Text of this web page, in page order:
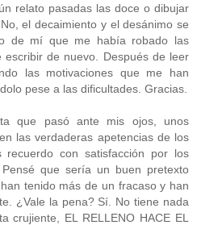
relato pasadas las doce o dibujar
el decaimiento y el desánimo se
de mí que me había robado las
de nuevo. Después de leer
las motivaciones que me han
pese a las dificultades. Gracias.
que pasó ante mis ojos, unos
las verdaderas apetencias de los
con satisfacción por los
que sería un buen pretexto
tenido más de un fracaso y han
¿Vale la pena? Sí. No tiene nada
crujiente, EL RELLENO HACE EL